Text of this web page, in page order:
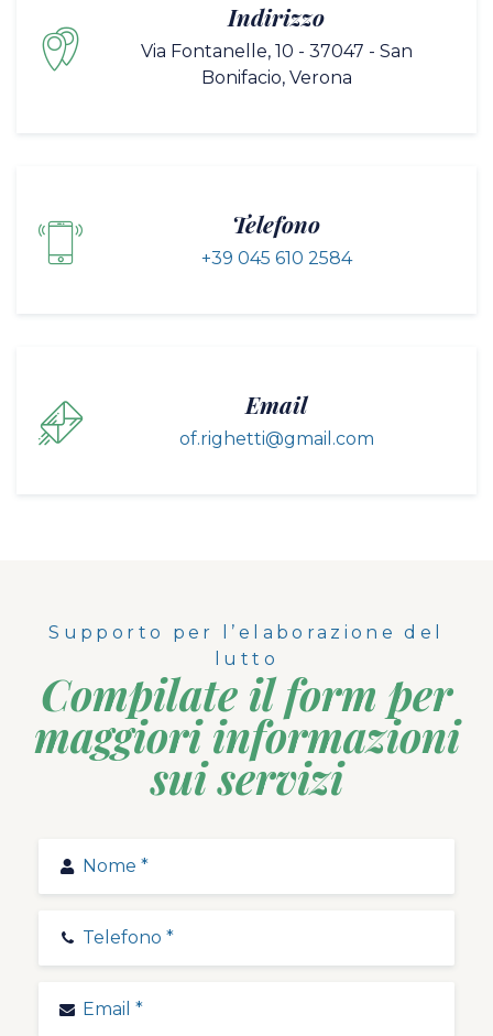
Indirizzo
Via Fontanelle, 10 - 37047 - San
Bonifacio, Verona
Telefono
+39 045 610 2584
Email
of.righetti@gmail.com
Supporto per l’elaborazione del
lutto
Compilate il form per
maggiori informazioni
sui servizi